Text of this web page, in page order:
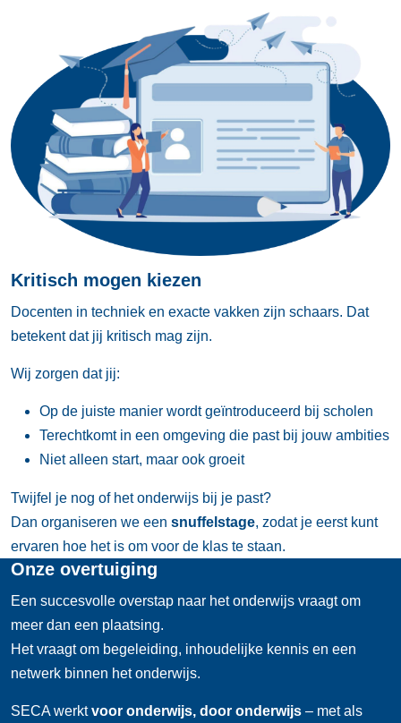
Kritisch mogen kiezen
Docenten in techniek en exacte vakken zijn schaars. Dat
betekent dat jij kritisch mag zijn.
Wij zorgen dat jij:
Op de juiste manier wordt geïntroduceerd bij scholen
Terechtkomt in een omgeving die past bij jouw ambities
Niet alleen start, maar ook groeit
Twijfel je nog of het onderwijs bij je past?
Dan organiseren we een snuffelstage, zodat je eerst kunt
ervaren hoe het is om voor de klas te staan.
Onze overtuiging
Een succesvolle overstap naar het onderwijs vraagt om
meer dan een plaatsing.
Het vraagt om begeleiding, inhoudelijke kennis en een
netwerk binnen het onderwijs.
SECA werktvoor onderwijs, door onderwijs – met als